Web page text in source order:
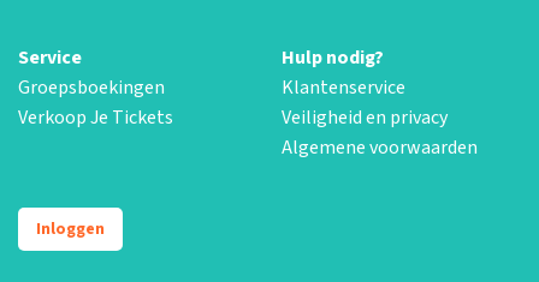
Service
Groepsboekingen
Verkoop Je Tickets
Hulp nodig?
Klantenservice
Veiligheid en privacy
Algemene voorwaarden
Inloggen